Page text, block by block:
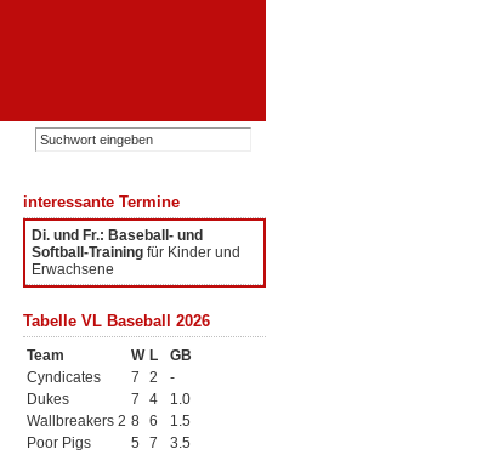
interessante Termine
Di. und Fr.: Baseball- und
Softball-Training für Kinder und
Erwachsene
Tabelle VL Baseball 2026
Team W L
GB
Cyndicates
7 2
-
Dukes
7 4
1.0
Wallbreakers 2 8 6
1.5
Poor Pigs
5 7
3.5